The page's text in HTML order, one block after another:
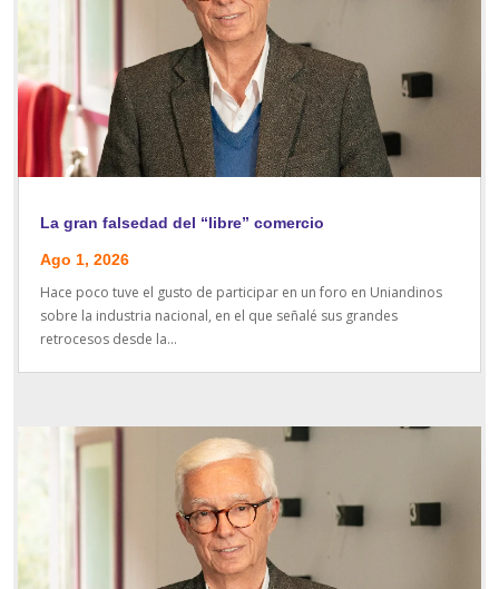
La gran falsedad del “libre” comercio
Ago 1, 2026
Hace poco tuve el gusto de participar en un foro en Uniandinos
sobre la industria nacional, en el que señalé sus grandes
retrocesos desde la...